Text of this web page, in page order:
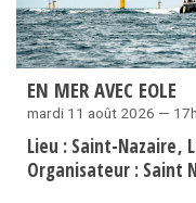
EN MER AVEC EOLE
mardi 11 août 2026 —
Lieu : Saint-Nazaire
Organisateur : Saint